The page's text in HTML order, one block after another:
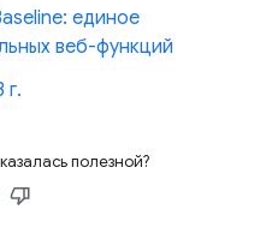
единое
веб-функций
г.
полезной?